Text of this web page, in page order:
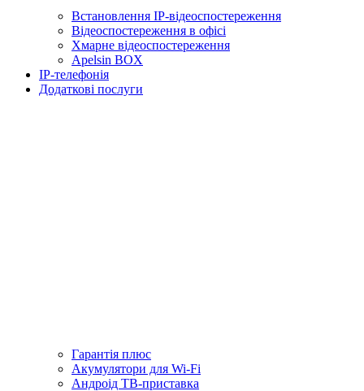
Встановлення IP-відеоспостереження
Відеоспостереження в офісі
Хмарне відеоспостереження
Apelsin BOX
IP-телефонія
Додаткові послуги
Гарантiя плюс
Акумулятори для Wi-Fi
Андроід ТВ-приставка